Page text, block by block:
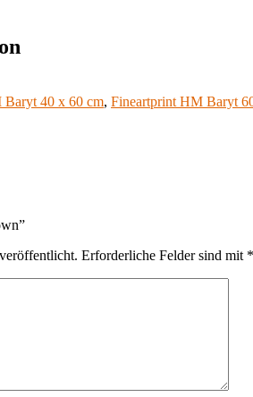
40 x 60 cm, Fineartprint HM Baryt
Erforderliche Felder sind mit *